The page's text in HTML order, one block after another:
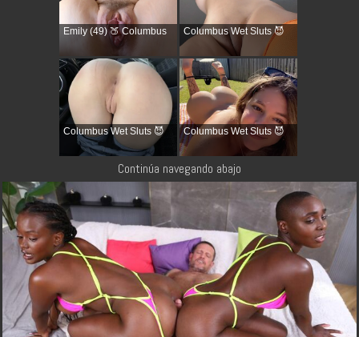
Emily (49) 🍑 Columbus Columbus Wet Sluts 😈
Columbus Wet Sluts 😈 Columbus Wet Sluts 😈
Continúa navegando abajo